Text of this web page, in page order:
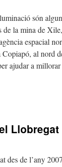
són
de la mina de
espacial
al nord
ajudar a
Llobregat
des de l’any